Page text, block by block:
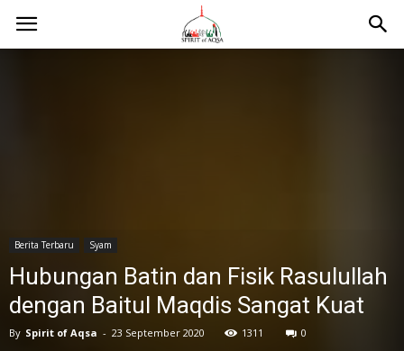
Berita Terbaru Syam
Hubungan Batin dan Fisik Rasulullah
dengan Baitul Maqdis Sangat Kuat
By Spirit of Aqsa - 23 September 2020 1311 0